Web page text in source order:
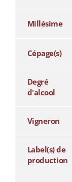
Millésime
Cépage(s)
Degré
d'alcool
Vigneron
Label(s) de
production